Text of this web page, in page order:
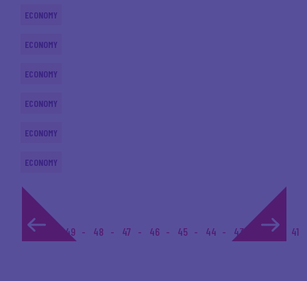
ECONOMY
ECONOMY
ECONOMY
ECONOMY
ECONOMY
ECONOMY
1... 49 48 47 46 45 44 43 42 41